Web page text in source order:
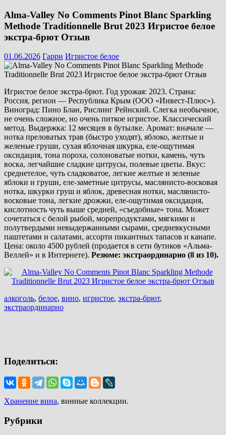
Alma-Valley No Comments Pinot Blanc Sparkling
Methode Traditionnelle Brut 2023 Игристое белое
экстра-брют Отзыв
01.06.2026 Гарри Игристое белое
Игристое белое экстра-брют. Год урожая: 2023. Страна:
Россия, регион — Республика Крым (ООО «Инвест-Плюс»).
Виноград: Пино Блан, Рислинг Рейнский. Слегка необычное,
не очень сложное, но очень питкое игристое. Классический
метод. Выдержка: 12 месяцев в бутылке. Аромат: вначале —
нотка преловатых трав (быстро уходят), яблоко, желтые и
желеные груши, сухая яблочная шкурка, еле-ощутимая
оксидация, тона пороха, солоноватые нотки, камень, чуть
воска, легчайшие сладкие цитрусы, полевые цветы. Вкус:
среднетелое, чуть сладковатое, легкие желтые и зеленые
яблоки и груши, еле-заметные цитрусы, маслянисто-восковая
нотка, шкурки груш и яблок, древесная нотки, маслянисто-
восковые тона, легкие дрожжи, еле-ощутимая оксидация,
кислотность чуть выше средней, «съедобные» тона. Может
сочетаться с белой рыбой, морепродуктами, мягкими и
полутвердыми невыдержанными сырами, средневкусными
паштетами и салатами, ассорти пикантных тапасов и канапе.
Цена: около 4500 рублей (продается в сети бутиков «Альма-
Веллей» и в Интернете). Резюме: экстраординарно (8 из 10).
алкоголь, белое, вино, игристое, экстра-брют,
экстраординарно
Поделиться:
Хранение вина, винные коллекции.
Рубрики